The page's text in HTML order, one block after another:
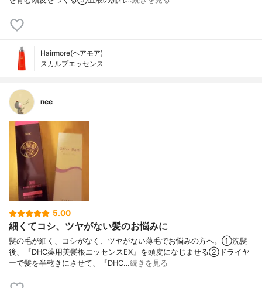
Hairmore(ヘアモア)
スカルプエッセンス
nee
5.00
細くてコシ、ツヤがない髪のお悩みに
髪の毛が細く、コシがなく、ツヤがない薄毛でお悩みの方へ。①洗髪
後、『DHC薬用美髪根エッセンスEX』を頭皮になじませる②ドライヤ
ーで髪を半乾きにさせて、『DHC…続きを見る